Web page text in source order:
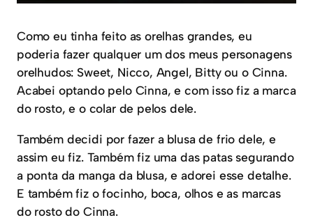
Como eu tinha feito as orelhas grandes, eu
poderia fazer qualquer um dos meus personagens
orelhudos: Sweet, Nicco, Angel, Bitty ou o Cinna.
Acabei optando pelo Cinna, e com isso fiz a marca
do rosto, e o colar de pelos dele.
Também decidi por fazer a blusa de frio dele, e
assim eu fiz. Também fiz uma das patas segurando
a ponta da manga da blusa, e adorei esse detalhe.
E também fiz o focinho, boca, olhos e as marcas
do rosto do Cinna.